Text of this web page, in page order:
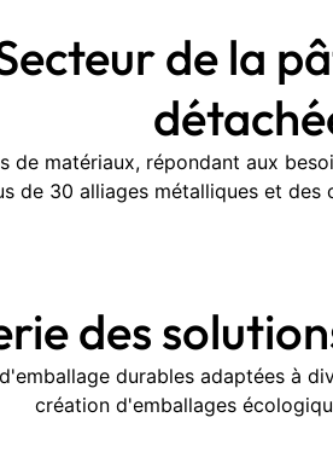
de la
de matériaux, répondant aux
de 30 alliages métalliques et
des
durables adaptées à
création d'emballages